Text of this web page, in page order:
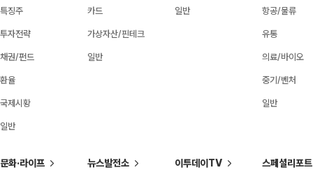
특징주
투자전략
채권/펀드
환율
국제시황
일반
카드
가상자산/핀테크
일반
일반 항공/물류
유통
의료/바이오
중기/벤처
일반
문화·라이프 뉴스발전소 이투데이TV 스페셜리포트